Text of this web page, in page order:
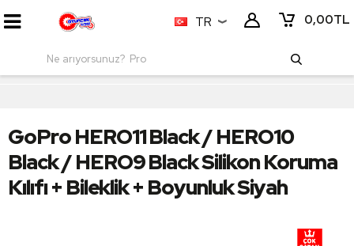
0,00TL
TR
GoPro HERO11 Black / HERO10
Black / HERO9 Black Silikon Koruma
Kılıfı + Bileklik + Boyunluk Siyah